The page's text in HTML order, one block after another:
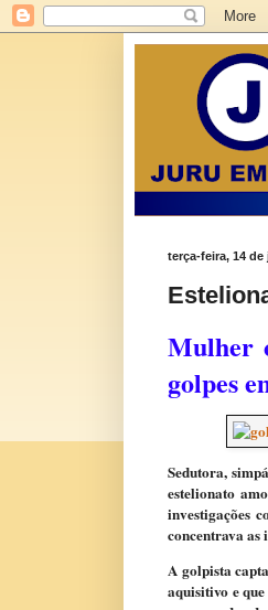
terça-feira, 14 de
Mulher
golpes
Sedutora,
estelionato
investigações
concentrava as
A golpista
aquisitivo e